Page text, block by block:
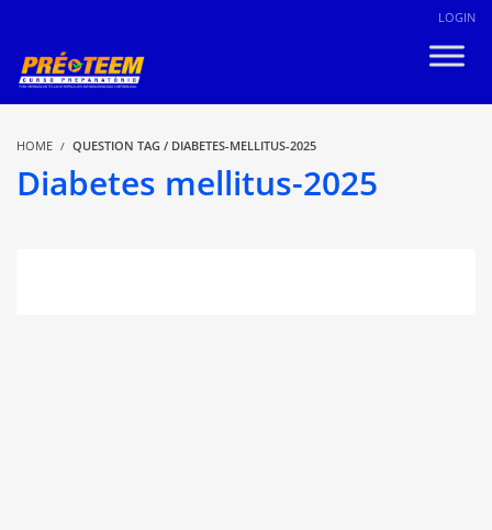
LOGIN
HOME QUESTION TAG / DIABETES-MELLITUS-2025
Diabetes mellitus-2025